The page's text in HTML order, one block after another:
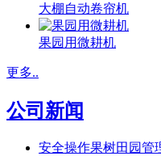
大棚自动卷帘机
果园用微耕机
更多..
公司新闻
安全操作果树田园管